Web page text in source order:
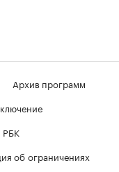
Архив программ
РБК
об ограничениях